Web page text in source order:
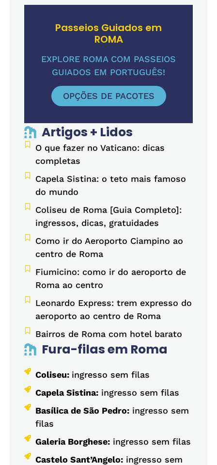
Passeios Guiados em
ROMA
EXPLORE ROMA COM PASSEIOS
GUIADOS EM PORTUGUÊS!
OPÇÕES DE PACOTES
Artigos + Lidos
O que fazer no Vaticano: dicas
completas
Capela Sistina: o teto mais famoso
do mundo
Coliseu de Roma [Guia Completo]:
ingressos, dicas, gratuidades
Como ir do Aeroporto Ciampino ao
centro de Roma
Fiumicino: como ir do aeroporto de
Roma ao centro
Leonardo Express: trem expresso do
aeroporto ao centro de Roma
Bairros de Roma com hotel barato
Fura-filas em Roma
Coliseu: ingresso sem filas
Capela Sistina:ingresso sem filas
Basílica de São Pedro:ingresso sem
filas
Galeria Borghese:ingresso sem filas
Castelo Sant’Angelo:ingresso sem